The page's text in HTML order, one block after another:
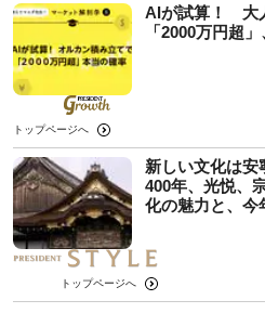
AIが試算！ 大
「2000万円超
トップページへ
新しい文化は安
400年、光悦、
化の魅力と、今
トップページへ